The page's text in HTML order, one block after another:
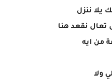
يلا ننزل
تعال نقعد هنا
من ايه
ولا